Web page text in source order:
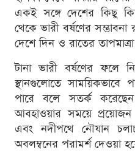
একই সঙ্গে দেশের কিছু
থেকে ভারী বর্ষণের সম্ভাবনা
দেশে দিন ও রাতের
টানা ভারী বর্ষণের ফলে
স্থানগুলোতে সাময়িকভাবে
পারে বলে সতর্ক করেছেন
আবহাওয়ার সময়ে প্রয়োজন
এবং নদীপথে নৌযান
অবলম্বনের পরামর্শ দেওয়া